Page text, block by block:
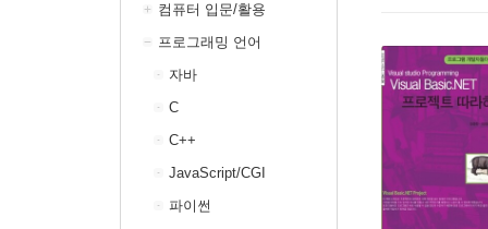
컴퓨터 입문/활용
프로그래밍 언어
자바
C
C++
JavaScript/CGI
파이썬